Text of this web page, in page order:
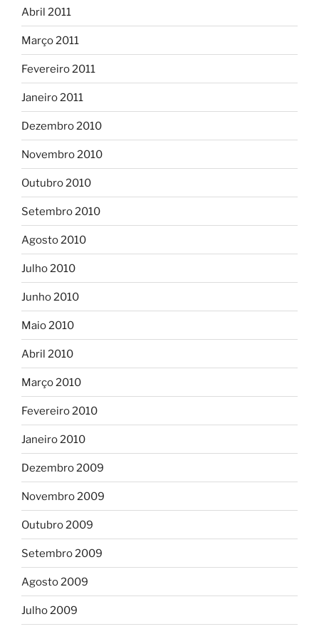
Abril 2011
Março 2011
Fevereiro 2011
Janeiro 2011
Dezembro 2010
Novembro 2010
Outubro 2010
Setembro 2010
Agosto 2010
Julho 2010
Junho 2010
Maio 2010
Abril 2010
Março 2010
Fevereiro 2010
Janeiro 2010
Dezembro 2009
Novembro 2009
Outubro 2009
Setembro 2009
Agosto 2009
Julho 2009